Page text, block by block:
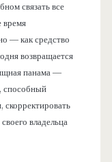
связать все
время
— как средство
возвращается
панама —
способный
скорректировать
владельца